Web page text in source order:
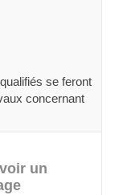
se feront
concernant
un